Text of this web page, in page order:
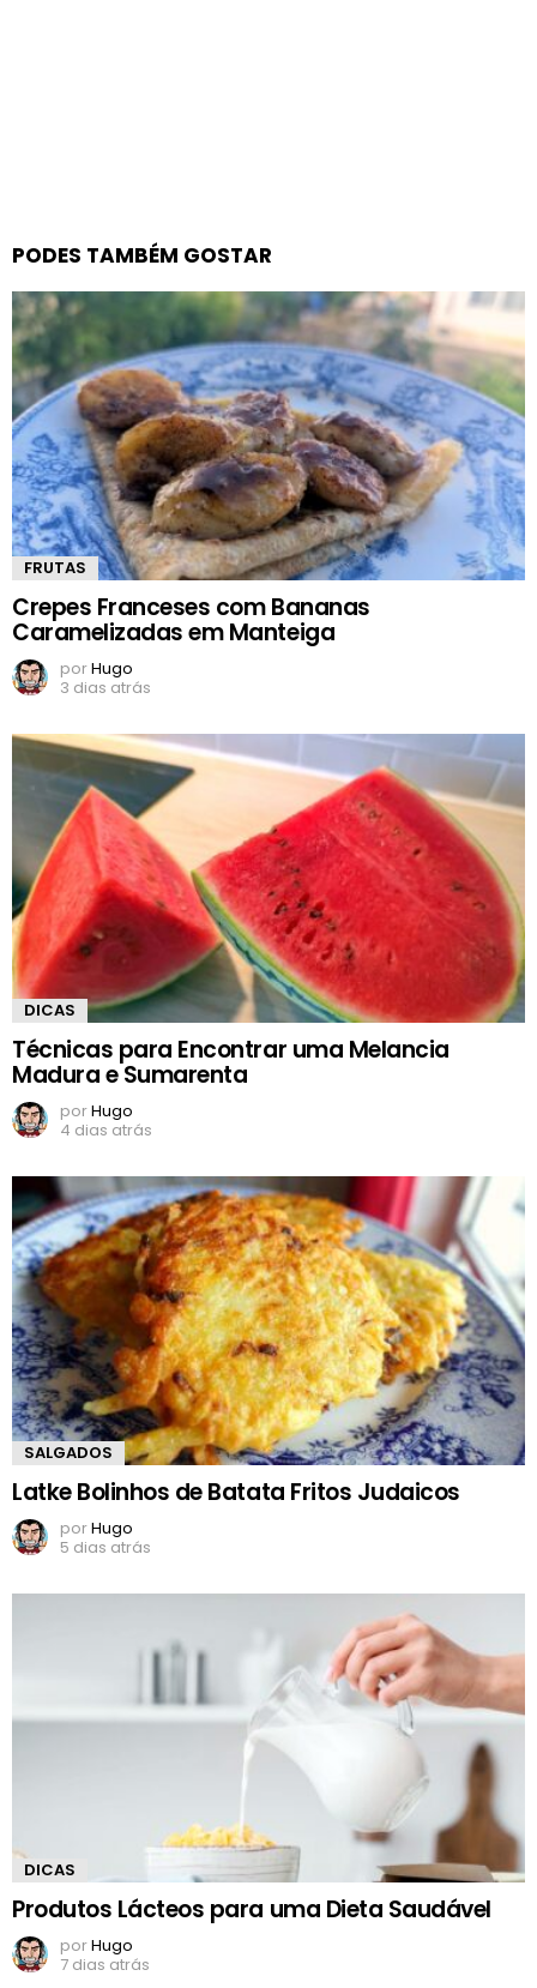
PODES TAMBÉM GOSTAR
FRUTAS
Crepes Franceses com Bananas
Caramelizadas em Manteiga
porHugo
3 dias atrás
DICAS
Técnicas para Encontrar uma Melancia
Madura e Sumarenta
porHugo
4 dias atrás
SALGADOS
Latke Bolinhos de Batata Fritos Judaicos
porHugo
5 dias atrás
DICAS
Produtos Lácteos para uma Dieta Saudável
porHugo
7 dias atrás